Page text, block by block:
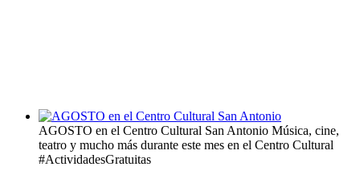
AGOSTO en el Centro Cultural San Antonio Música, cine,
teatro y mucho más durante este mes en el Centro Cultural
#ActividadesGratuitas